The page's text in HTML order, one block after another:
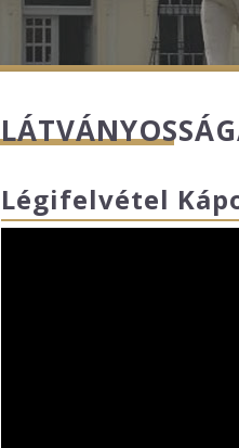
Légifelvétel